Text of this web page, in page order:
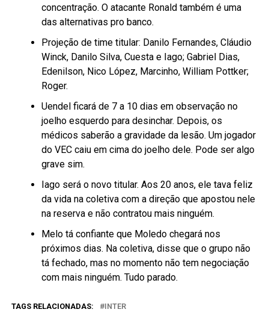
concentração. O atacante Ronald também é uma
das alternativas pro banco.
Projeção de time titular: Danilo Fernandes, Cláudio
Winck, Danilo Silva, Cuesta e Iago; Gabriel Dias,
Edenilson, Nico López, Marcinho, William Pottker;
Roger.
Uendel ficará de 7 a 10 dias em observação no
joelho esquerdo para desinchar. Depois, os
médicos saberão a gravidade da lesão. Um jogador
do VEC caiu em cima do joelho dele. Pode ser algo
grave sim.
Iago será o novo titular. Aos 20 anos, ele tava feliz
da vida na coletiva com a direção que apostou nele
na reserva e não contratou mais ninguém.
Melo tá confiante que Moledo chegará nos
próximos dias. Na coletiva, disse que o grupo não
tá fechado, mas no momento não tem negociação
com mais ninguém. Tudo parado.
TAGS RELACIONADAS: INTER